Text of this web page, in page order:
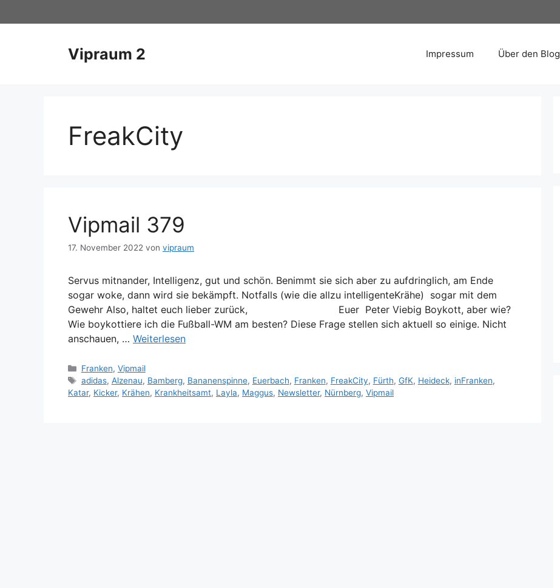
Inhalt
Vipraum 2 Impressum Über den Blog
FreakCity
Vipmail 379
17. November 2022 von vipraum
Servus mitnander, Intelligenz, gut und schön. Benimmt sie sich aber zu aufdringlich, am Ende
sogar woke, dann wird sie bekämpft. Notfalls (wie die allzu intelligenteKrähe) sogar mit dem
Gewehr Also, haltet euch lieber zurück, Euer Peter Viebig Boykott, aber wie?
Wie boykottiere ich die Fußball-WM am besten? Diese Frage stellen sich aktuell so einige. Nicht
anschauen, … Weiterlesen
Kategorien
Franken, Vipmail
Schlagwörter
adidas, Alzenau, Bamberg, Bananenspinne, Euerbach, Franken, FreakCity, Fürth, GfK, Heideck, inFranken,
Katar, Kicker, Krähen, Krankheitsamt, Layla, Maggus, Newsletter, Nürnberg, Vipmail